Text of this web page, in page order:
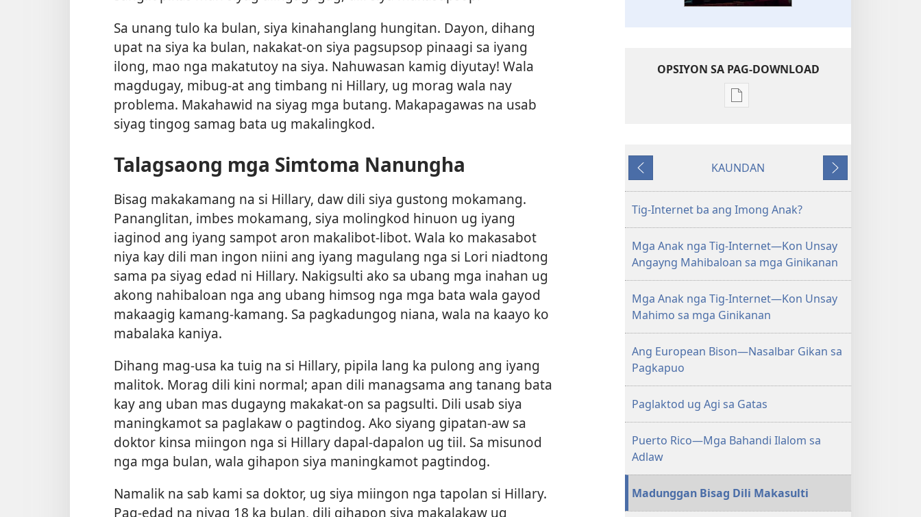
Sa unang tulo ka bulan, siya kinahanglang hungitan. Dayon, dihang
upat na siya ka bulan, nakakat-on siya pagsupsop pinaagi sa iyang
ilong, mao nga makatutoy na siya. Nahuwasan kamig diyutay! Wala
magdugay, mibug-at ang timbang ni Hillary, ug morag wala nay
problema. Makahawid na siyag mga butang. Makapagawas na usab
siyag tingog samag bata ug makalingkod.
Talagsaong mga Simtoma Nanungha
Bisag makakamang na si Hillary, daw dili siya gustong mokamang.
Pananglitan, imbes mokamang, siya molingkod hinuon ug iyang
iaginod ang iyang sampot aron makalibot-libot. Wala ko makasabot
niya kay dili man ingon niini ang iyang magulang nga si Lori niadtong
sama pa siyag edad ni Hillary. Nakigsulti ako sa ubang mga inahan ug
akong nahibaloan nga ang ubang himsog nga mga bata wala gayod
makaagig kamang-kamang. Sa pagkadungog niana, wala na kaayo ko
mabalaka kaniya.
Dihang mag-usa ka tuig na si Hillary, pipila lang ka pulong ang iyang
malitok. Morag dili kini normal; apan dili managsama ang tanang bata
kay ang uban mas dugayng makakat-on sa pagsulti. Dili usab siya
maningkamot sa paglakaw o pagtindog. Ako siyang gipatan-aw sa
doktor kinsa miingon nga si Hillary dapal-dapalon ug tiil. Sa misunod
nga mga bulan, wala gihapon siya maningkamot pagtindog.
Namalik na sab kami sa doktor, ug siya miingon nga tapolan si Hillary.
Pag-edad na niyag 18 ka bulan, dili gihapon siya makalakaw ug
OPSIYON SA PAG-DOWNLOAD
Opsiyon
sa
PAGMATA!
Oktubre 2008
Miagi
KAUNDAN
Sunod
Tig-Internet ba ang Imong Anak?
Mga Anak nga Tig-Internet​—Kon Unsay
Angayng Mahibaloan sa mga Ginikanan
Mga Anak nga Tig-Internet​—Kon Unsay
Mahimo sa mga Ginikanan
Ang European Bison​—Nasalbar Gikan sa
Pagkapuo
Paglaktod ug Agi sa Gatas
Puerto Rico​—Mga Bahandi Ilalom sa
Adlaw
Madunggan Bisag Dili Makasulti